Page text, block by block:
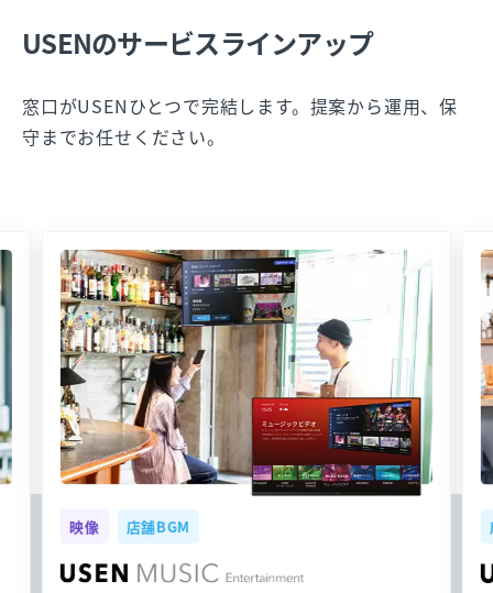
USENのサービスラインアップ
窓口がUSENひとつで完結します。提案から運用、保
守までお任せください。
映像 店舗BGM